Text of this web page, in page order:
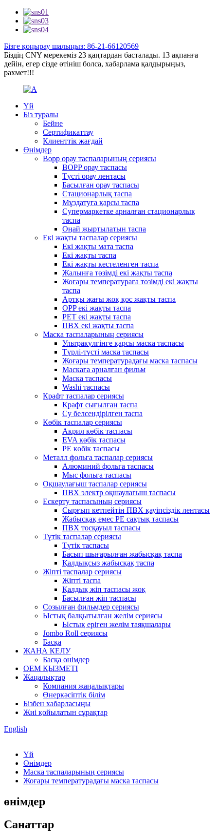
Бізге қоңырау шалыңыз: 86-21-66120569
Біздің CNY мерекеміз 23 қаңтардан басталады. 13 ақпанға
дейін, егер сізде өтініш болса, хабарлама қалдырыңыз,
рахмет!!!
Үй
Біз туралы
Бейне
Сертификаттау
Клиенттік жағдай
Өнімдер
Bopp орау таспаларының сериясы
BOPP орау таспасы
Түсті орау лентасы
Басылған орау таспасы
Стационарлық таспа
Мұздатуға қарсы таспа
Супермаркетке арналған стационарлық
таспа
Оңай жыртылатын таспа
Екі жақты таспалар сериясы
Екі жақты мата таспа
Екі жақты таспа
Екі жақты кестеленген таспа
Жалынға төзімді екі жақты таспа
Жоғары температураға төзімді екі жақты
таспа
Артқы жағы жоқ қос жақты таспа
OPP екі жақты таспа
PET екі жақты таспа
ПВХ екі жақты таспа
Маска таспаларының сериясы
Ультракүлгінге қарсы маска таспасы
Түрлі-түсті маска таспасы
Жоғары температурадағы маска таспасы
Маскаға арналған фильм
Маска таспасы
Washi таспасы
Крафт таспалар сериясы
Крафт сығылған таспа
Су белсендірілген таспа
Көбік таспалар сериясы
Акрил көбік таспасы
EVA көбік таспасы
PE көбік таспасы
Металл фольга таспалар сериясы
Алюминий фольга таспасы
Мыс фольга таспасы
Оқшаулағыш таспалар сериясы
ПВХ электр оқшаулағыш таспасы
Ескерту таспасының сериясы
Сырғып кетпейтін ПВХ қауіпсіздік лентасы
Жабысқақ емес PE сақтық таспасы
ПВХ тосқауыл таспасы
Түтік таспалар сериясы
Түтік таспасы
Басып шығарылған жабысқақ таспа
Қалдықсыз жабысқақ таспа
Жіпті таспалар сериясы
Жіпті таспа
Қалдық жіп таспасы жоқ
Басылған жіп таспасы
Созылған фильмдер сериясы
Ыстық балқытылған желім сериясы
Ыстық еріген желім таяқшалары
Jombo Roll сериясы
Басқа
ЖАҢА КЕЛУ
Басқа өнімдер
OEM ҚЫЗМЕТІ
Жаңалықтар
Компания жаңалықтары
Өнеркәсіптік білім
Бізбен хабарласыңы
Жиі қойылатын сұрақтар
English
Үй
Өнімдер
Маска таспаларының сериясы
Жоғары температурадағы маска таспасы
өнімдер
Санаттар